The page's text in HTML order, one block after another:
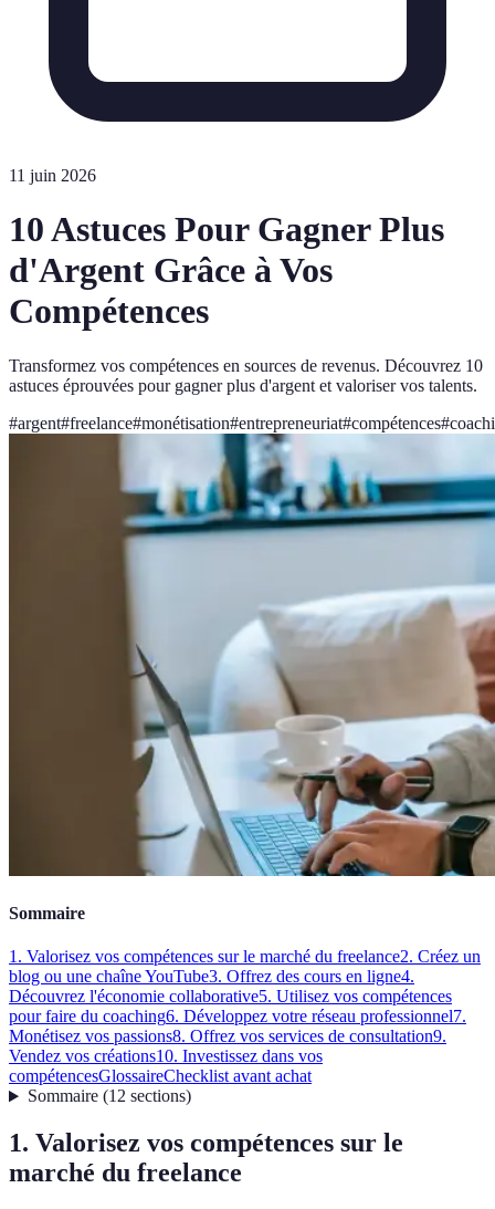
11 juin 2026
10 Astuces Pour Gagner Plus
d'Argent Grâce à Vos
Compétences
Transformez vos compétences en sources de revenus. Découvrez 10
astuces éprouvées pour gagner plus d'argent et valoriser vos talents.
#argent#freelance#monétisation#entrepreneuriat#compétences#
Sommaire
1. Valorisez vos compétences sur le marché du freelance2. Créez un
blog ou une chaîne YouTube3. Offrez des cours en ligne4.
Découvrez l'économie collaborative5. Utilisez vos compétences
pour faire du coaching6. Développez votre réseau professionnel7.
Monétisez vos passions8. Offrez vos services de consultation9.
Vendez vos créations10. Investissez dans vos
compétencesGlossaireChecklist avant achat
Sommaire(12 sections)
1. Valorisez vos compétences sur le
marché du freelance